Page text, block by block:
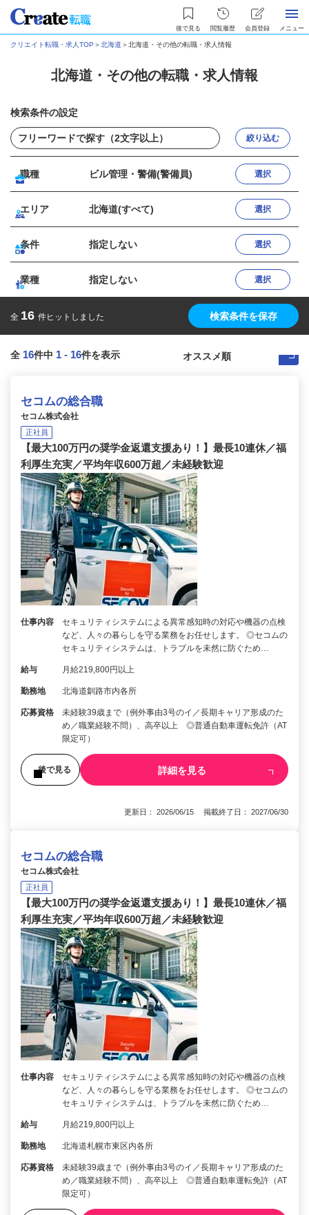
後で見る 閲覧履歴 会員登録 メニュー
クリエイト転職・求人TOP ＞北海道 ＞北海道・その他の転職・求人情報
北海道・その他の転職・求人情報
検索条件の設定
絞り込む
職種 ビル管理・警備(警備員) 選択
エリア 北海道(すべて) 選択
条件 指定しない 選択
業種 指定しない 選択
全 16 件ヒットしました 検索条件を保存
全 16件中 1 - 16件を表示
セコムの総合職
セコム株式会社
正社員
【最大100万円の奨学金返還支援あり！】最長10連休／福
利厚生充実／平均年収600万超／未経験歓迎
仕事内容
セキュリティシステムによる異常感知時の対応や機器の点検
など、人々の暮らしを守る業務をお任せします。 ◎セコムの
セキュリティシステムは、トラブルを未然に防ぐため…
給与 月給219,800円以上
勤務地 北海道釧路市内各所
応募資格
未経験39歳まで（例外事由3号のイ／長期キャリア形成のた
め／職業経験不問）、高卒以上 ◎普通自動車運転免許（AT
限定可）
後で見る 詳細を見る
更新日： 2026/06/15 掲載終了日： 2027/06/30
セコムの総合職
セコム株式会社
正社員
【最大100万円の奨学金返還支援あり！】最長10連休／福
利厚生充実／平均年収600万超／未経験歓迎
仕事内容
セキュリティシステムによる異常感知時の対応や機器の点検
など、人々の暮らしを守る業務をお任せします。 ◎セコムの
セキュリティシステムは、トラブルを未然に防ぐため…
給与 月給219,800円以上
勤務地 北海道札幌市東区内各所
応募資格
未経験39歳まで（例外事由3号のイ／長期キャリア形成のた
め／職業経験不問）、高卒以上 ◎普通自動車運転免許（AT
限定可）